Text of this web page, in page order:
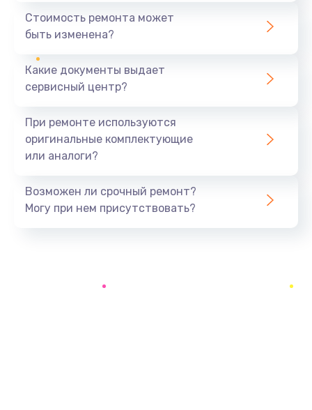
990 руб.
Замена оперативной памяти
Замена USB порта
Заказать
Стоимость ремонта может
быть изменена?
Какие документы выдает
сервисный центр?
При ремонте используются
оригинальные комплектующие
или аналоги?
Возможен ли срочный ремонт?
Могу при нем присутствовать?